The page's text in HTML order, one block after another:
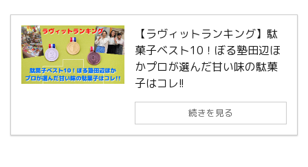
【ラヴィットランキング】駄
菓子ベスト10！ぼる塾田辺ほ
かプロが選んだ甘い味の駄菓
子はコレ!!
続きを見る